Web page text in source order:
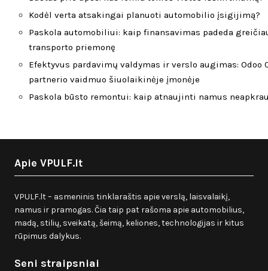
Kodėl verta atsakingai planuoti automobilio įsigijimą?
Paskola automobiliui: kaip finansavimas padeda
transporto priemonę
Efektyvus pardavimų valdymas ir verslo augimas: Odoo
partnerio vaidmuo šiuolaikinėje įmonėje
Paskola būsto remontui: kaip atnaujinti namus
Apie VPULF.lt
VPULF.lt – asmeninis tinklaraštis apie verslą, laisvalaikį,
namus ir pramogas. Čia taip pat rašoma apie automobilius,
madą, stilių, sveikatą, šeimą, keliones, technologijas ir kitus
rūpimus dalykus.
Seni straipsniai